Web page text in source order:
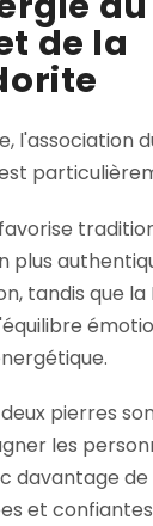
de la
l'association
favorise
plus
tandis que
pierres
les
davantage
et